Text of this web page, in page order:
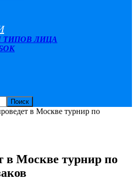
ТИПОВ ЛИЦА
в Москве турнир по
Москве турнир по